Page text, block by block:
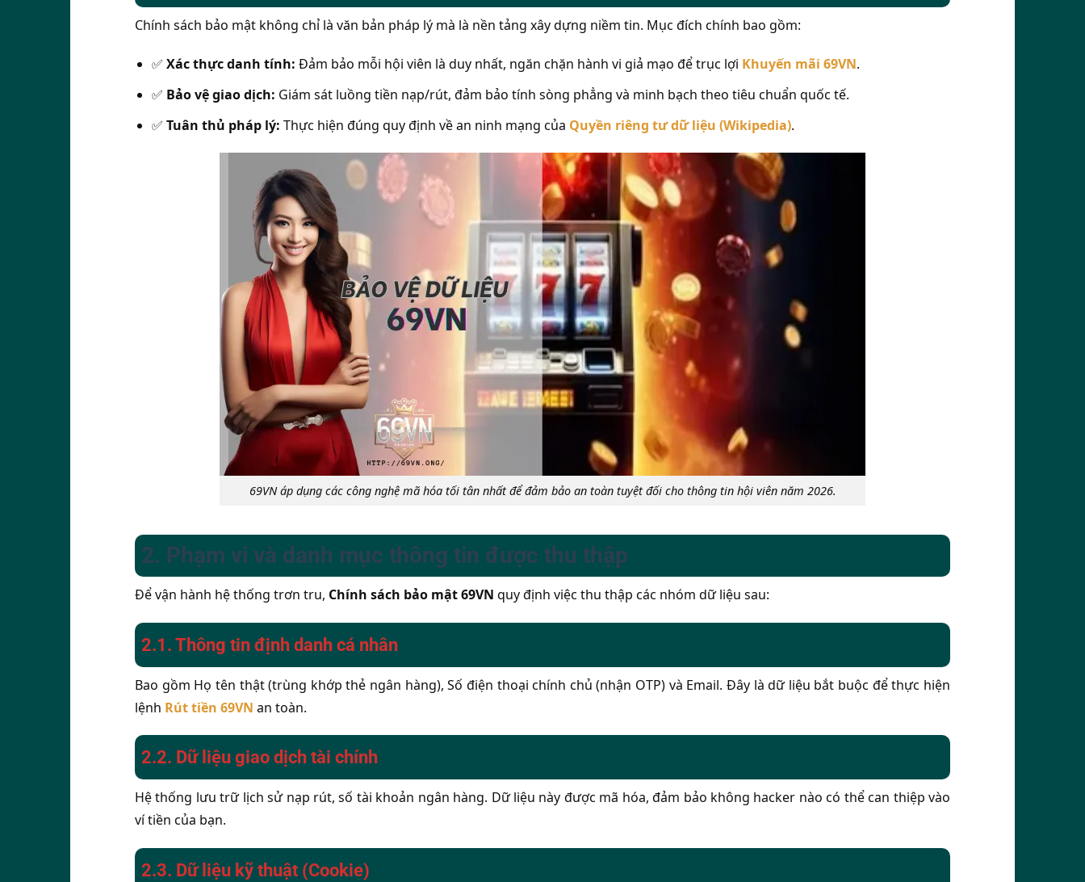
Chính sách bảo mật không chỉ là văn bản pháp lý mà là nền tảng xây dựng niềm tin. Mục đích chính bao gồm:
✅ Xác thực danh tính: Đảm bảo mỗi hội viên là duy nhất, ngăn chặn hành vi giả mạo để trục lợi Khuyến mãi 69VN.
✅ Bảo vệ giao dịch: Giám sát luồng tiền nạp/rút, đảm bảo tính sòng phẳng và minh bạch theo tiêu chuẩn quốc tế.
✅ Tuân thủ pháp lý: Thực hiện đúng quy định về an ninh mạng của Quyền riêng tư dữ liệu (Wikipedia).
69VN áp dụng các công nghệ mã hóa tối tân nhất để đảm bảo an toàn tuyệt đối cho thông tin hội viên năm 2026.
2. Phạm vi và danh mục thông tin được thu thập
Để vận hành hệ thống trơn tru, Chính sách bảo mật 69VN quy định việc thu thập các nhóm dữ liệu sau:
2.1. Thông tin định danh cá nhân
Bao gồm Họ tên thật (trùng khớp thẻ ngân hàng), Số điện thoại chính chủ (nhận OTP) và Email. Đây là dữ liệu bắt buộc để thực hiện
lệnh Rút tiền 69VN an toàn.
2.2. Dữ liệu giao dịch tài chính
Hệ thống lưu trữ lịch sử nạp rút, số tài khoản ngân hàng. Dữ liệu này được mã hóa, đảm bảo không hacker nào có thể can thiệp vào
ví tiền của bạn.
2.3. Dữ liệu kỹ thuật (Cookie)